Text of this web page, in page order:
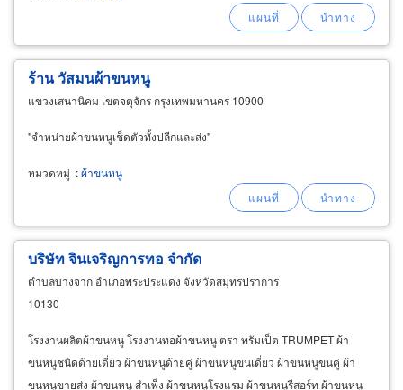
ร้าน วัสมนผ้าขนหนู
แขวงเสนานิคม เขตจตุจักร กรุงเทพมหานคร 10900
"จำหน่ายผ้าขนหนูเช็ดตัวทั้งปลีกและส่ง"
หมวดหมู่ :ผ้าขนหนู
บริษัท จินเจริญการทอ จำกัด
ตำบลบางจาก อำเภอพระประแดง จังหวัดสมุทรปราการ
10130
โรงงานผลิตผ้าขนหนู โรงงานทอผ้าขนหนู ตรา ทรัมเป็ต TRUMPET ผ้า
ขนหนูชนิดด้ายเดี่ยว ผ้าขนหนูด้ายคู่ ผ้าขนหนูขนเดี่ยว ผ้าขนหนูขนคู่ ผ้า
ขนหนูขายส่ง ผ้าขนหนู สำเพ็ง ผ้าขนหนูโรงแรม ผ้าขนหนูรีสอร์ท ผ้าขนหนู